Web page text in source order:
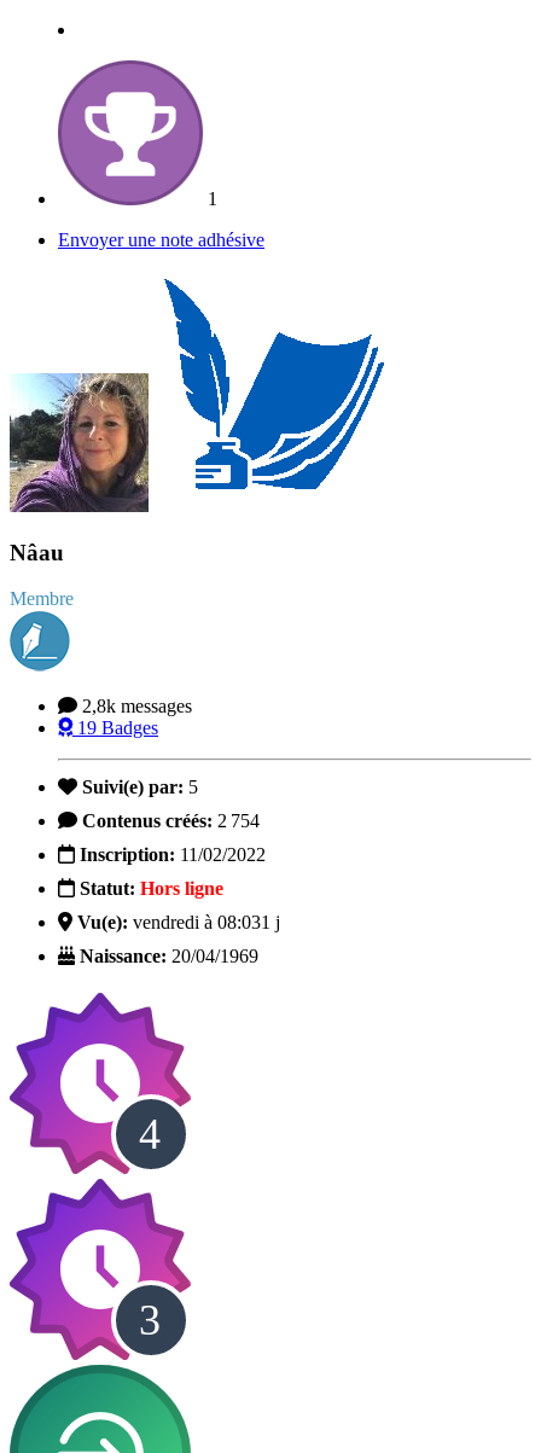
1
Envoyer une note adhésive
Nâau
Membre
2,8k messages
19 Badges
Suivi(e) par: 5
Contenus créés: 2 754
Inscription: 11/02/2022
Statut: Hors ligne
Vu(e): vendredi à 08:031 j
Naissance: 20/04/1969